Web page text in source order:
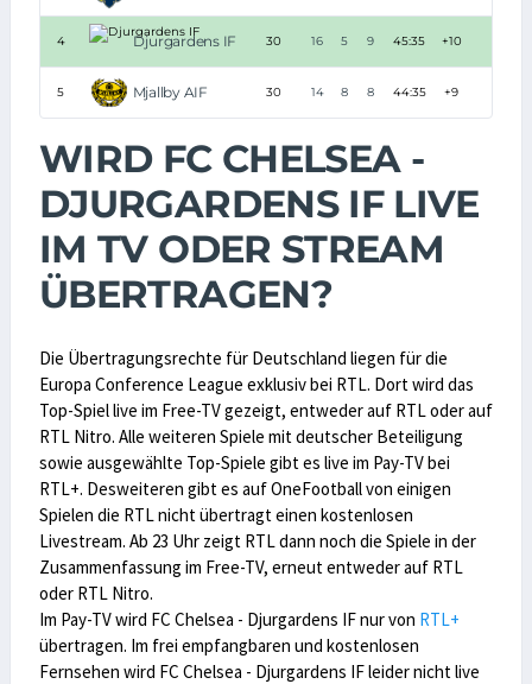
4 Djurgardens IF 30 16 5 9 45:35 +10
5 Mjallby AIF 30 14 8 8 44:35 +9
WIRD FC CHELSEA -
DJURGARDENS IF LIVE
IM TV ODER STREAM
ÜBERTRAGEN?
Die Übertragungsrechte für Deutschland liegen für die
Europa Conference League exklusiv bei RTL. Dort wird das
Top-Spiel live im Free-TV gezeigt, entweder auf RTL oder auf
RTL Nitro. Alle weiteren Spiele mit deutscher Beteiligung
sowie ausgewählte Top-Spiele gibt es live im Pay-TV bei
RTL+. Desweiteren gibt es auf OneFootball von einigen
Spielen die RTL nicht übertragt einen kostenlosen
Livestream. Ab 23 Uhr zeigt RTL dann noch die Spiele in der
Zusammenfassung im Free-TV, erneut entweder auf RTL
oder RTL Nitro.
Im Pay-TV wird FC Chelsea - Djurgardens IF nur von RTL+
übertragen. Im frei empfangbaren und kostenlosen
Fernsehen wird FC Chelsea - Djurgardens IF leider nicht live